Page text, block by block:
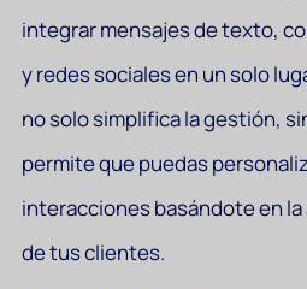
integrar mensajes de texto,
y redes sociales en un solo
no solo simplifica la gestión,
permite que puedas
interacciones basándote en
de tus clientes.